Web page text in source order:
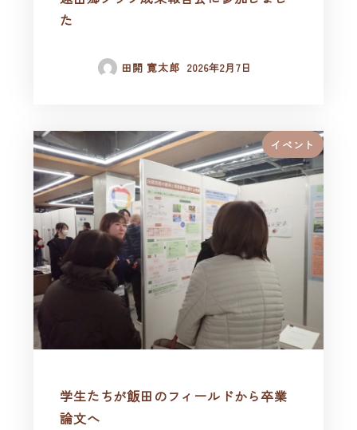
た
田開 寛太郎 2026年2月7日
イベント
学生たちが飯田のフィールドから卒業
論文へ